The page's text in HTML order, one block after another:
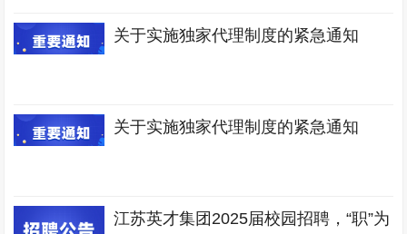
关于实施独家代理制度的紧急通知
关于实施独家代理制度的紧急通知
江苏英才集团2025届校园招聘，“职”为